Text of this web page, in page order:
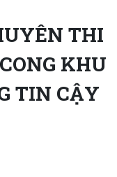
THI
KHU
TIN CẬY